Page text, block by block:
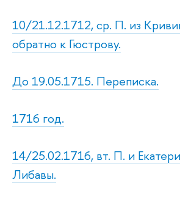
10/21.12.1712, ср. П. из
обратно к Гюстрову.
До 19.05.1715. Переписка.
1716 год.
14/25.02.1716, вт. П. и
Либавы.